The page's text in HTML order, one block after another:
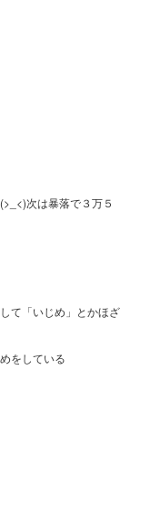
次は暴落で３万５
て「いじめ」とかほざ
をしている